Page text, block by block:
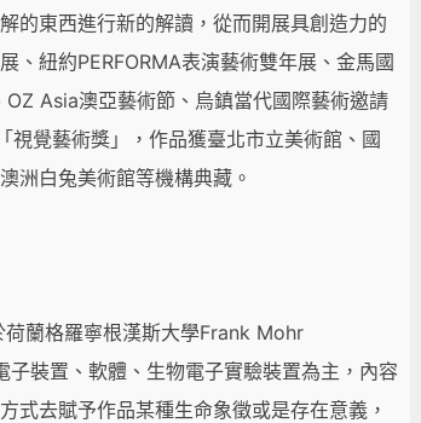
的東西進行新的解讀，從而開展具創造力的
、紐約PERFORMA表演藝術雙年展、金馬國
Asia澳亞藝術節、烏鎮當代國際藝術邀請
覺藝術獎」，作品獲臺北市立美術館、國
洲白兔美術館等機構典藏。
蘭格羅寧根漢斯大學Frank Mohr
裝置、軟體、生物電子實驗裝置為主，內容
式去賦予作品某種生命象徵或是存在意義，